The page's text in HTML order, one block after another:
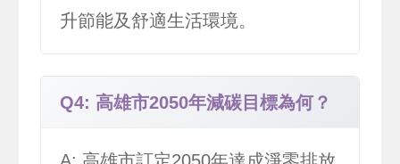
升節能及舒適生活環境。
Q4: 高雄市2050年減碳目標為何？